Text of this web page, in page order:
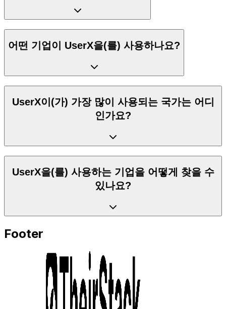
어떤 기업이 UserX을(를) 사용하나요?
UserX이(가) 가장 많이 사용되는 국가는 어디
인가요?
UserX을(를) 사용하는 기업을 어떻게 찾을 수
있나요?
Footer